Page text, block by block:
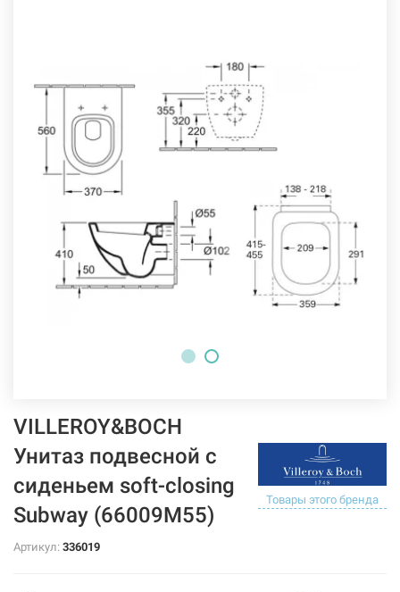
VILLEROY&BOCH
Унитаз подвесной с
сиденьем soft-closing
Subway (66009M55)
Товары этого бренда
Артикул: 336019